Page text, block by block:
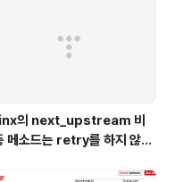
의 next_upstream 비
메소드는 retry를 하지 않는